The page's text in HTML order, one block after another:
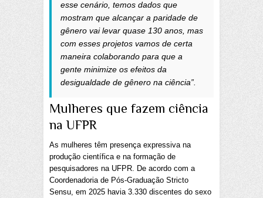
esse cenário, temos dados que
mostram que alcançar a paridade de
gênero vai levar quase 130 anos, mas
com esses projetos vamos de certa
maneira colaborando para que a
gente minimize os efeitos da
desigualdade de gênero na ciência”.
Mulheres que fazem ciência
na UFPR
As mulheres têm presença expressiva na
produção científica e na formação de
pesquisadores na UFPR. De acordo com a
Coordenadoria de Pós-Graduação Stricto
Sensu, em 2025 havia 3.330 discentes do sexo